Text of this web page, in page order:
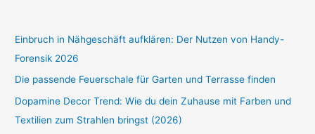
Einbruch in Nähgeschäft aufklären: Der Nutzen von Handy-
Forensik 2026
Die passende Feuerschale für Garten und Terrasse finden
Dopamine Decor Trend: Wie du dein Zuhause mit Farben und
Textilien zum Strahlen bringst (2026)